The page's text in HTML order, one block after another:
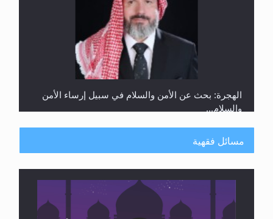
الهجرة: بحث عن الأمن والسلام في سبيل إرساء الأمن
مسائل فقهية